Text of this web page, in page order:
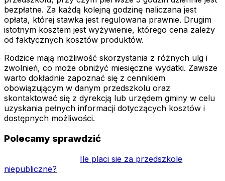
bezpłatne. Za każdą kolejną godzinę naliczana jest
opłata, której stawka jest regulowana prawnie. Drugim
istotnym kosztem jest wyżywienie, którego cena zależy
od faktycznych kosztów produktów.
Rodzice mają możliwość skorzystania z różnych ulg i
zwolnień, co może obniżyć miesięczne wydatki. Zawsze
warto dokładnie zapoznać się z cennikiem
obowiązującym w danym przedszkolu oraz
skontaktować się z dyrekcją lub urzędem gminy w celu
uzyskania pełnych informacji dotyczących kosztów i
dostępnych możliwości.
Polecamy sprawdzić
Ile placi sie za przedszkole
niepubliczne?